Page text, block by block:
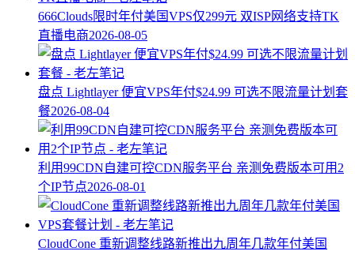
666Clouds限时年付美国VPS仅299元 双ISP网络支持TK
直播电商2026-08-05
盘点 Lightlayer 便宜VPS年付$24.99 可选不限流量计划套
餐2026-08-04
利用99CDN自建可控CDN服务平台 亲测免费版本可用2
个IP节点2026-08-01
CloudCone 重新调整线路新推出九周年几款年付美国